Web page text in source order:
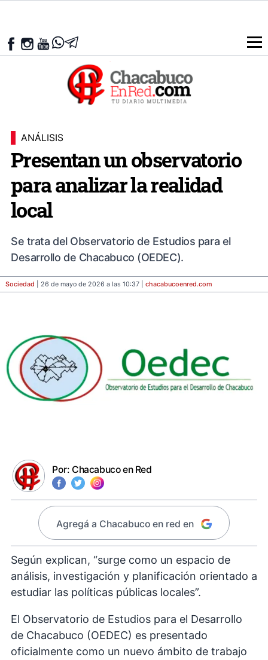
ANÁLISIS
Presentan un observatorio
para analizar la realidad
local
Se trata del Observatorio de Estudios para el
Desarrollo de Chacabuco (OEDEC).
Sociedad | 26 de mayo de 2026 a las 10:37 | chacabucoenred.com
Por: Chacabuco en Red
Agregá a Chacabuco en red en
Según explican, “surge como un espacio de
análisis, investigación y planificación orientado a
estudiar las políticas públicas locales”.
El Observatorio de Estudios para el Desarrollo
de Chacabuco (OEDEC) es presentado
oficialmente como un nuevo ámbito de trabajo